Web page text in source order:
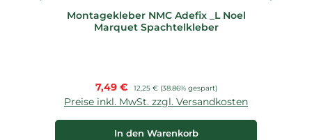
Montagekleber NMC Adefix _L Noel
Marquet Spachtelkleber
Verkaufspreis:
7,49 € Regulärer Preis:
12,25 € (38.86% gespart)
Preise inkl. MwSt. zzgl. Versandkosten
In den Warenkorb